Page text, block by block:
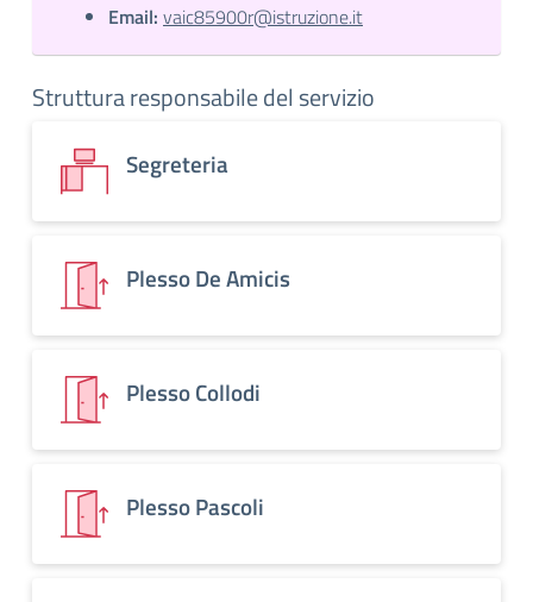
Email: vaic85900r@istruzione.it
Struttura responsabile del servizio
Segreteria
Plesso De Amicis
Plesso Collodi
Plesso Pascoli